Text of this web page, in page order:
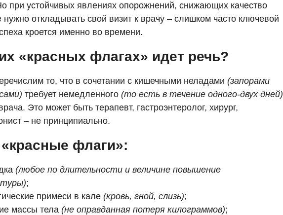
при устойчивых явлениях опорожнений, снижающих качество
нужно откладывать свой визит к врачу – слишком часто ключевой
кроется именно во времени.
«красных флагах» идет речь?
то, что в сочетании с кишечными неладами (запорами
требует немедленного (то есть в течение одного-двух дней)
Это может быть терапевт, гастроэнтеролог, хирург,
– не принципиально.
флаги»:
(любое по длительности и величине повышение
;
примеси в кале (кровь, гной, слизь);
массы тела (не оправданная потеря килограммов);